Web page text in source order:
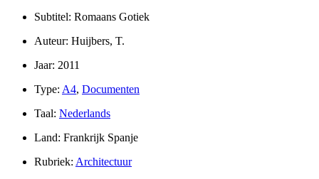
Subtitel: Romaans Gotiek
Auteur: Huijbers, T.
Jaar: 2011
Type: A4, Documenten
Taal: Nederlands
Land: Frankrijk Spanje
Rubriek: Architectuur